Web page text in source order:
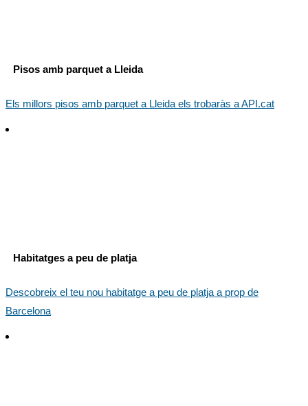
Pisos amb parquet a Lleida
Els millors pisos amb parquet a Lleida els trobaràs a API.cat
Habitatges a peu de platja
Descobreix el teu nou habitatge a peu de platja a prop de
Barcelona